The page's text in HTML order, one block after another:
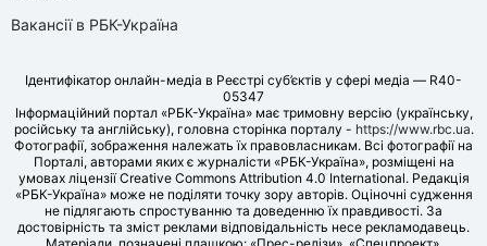
Вакансії в РБК-Україна
Ідентифікатор онлайн-медіа в Реєстрі суб’єктів у сфері медіа — R40-
05347
Інформаційний портал «РБК-Україна» має тримовну версію (українську,
російську та англійську), головна сторінка порталу - https://www.rbc.ua.
Фотографії, зображення належать їх правовласникам. Всі фотографії на
Порталі, авторами яких є журналісти «РБК-Україна», розміщені на
умовах ліцензії Creative Commons Attribution 4.0 International. Редакція
«РБК-Україна» може не поділяти точку зору авторів. Оціночні судження
не підлягають спростуванню та доведенню їх правдивості. За
достовірність та зміст реклами відповідальність несе рекламодавець.